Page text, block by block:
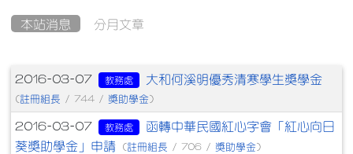
本站消息 分月文章
文章列表
2016-03-07 教務處 大和何溪明優秀清寒學生獎學金
(註冊組長 / 744 / 獎助學金 )
2016-03-07 教務處
函轉中華民國紅心字會「紅心向日
葵獎助學金」申請
(註冊組長 / 706 / 獎助學金 )